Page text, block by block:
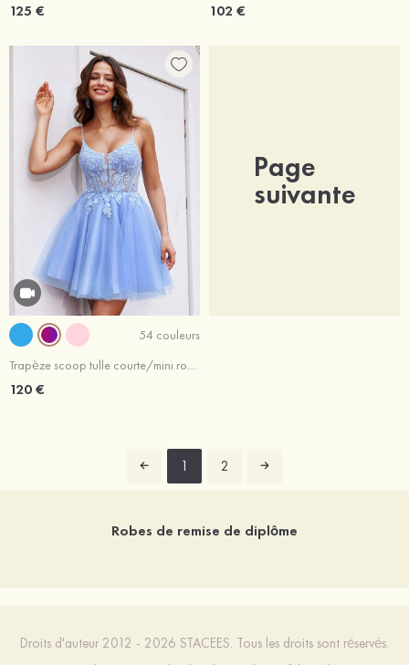
125 € 102 €
54 couleurs
Trapèze scoop tulle courte/mini robe de fête de la rentrée avec appliqué
120 €
Page
suivante
1 2
Robes de remise de diplôme
Droits d'auteur 2012 - 2026 STACEES. Tous les droits sont réservés.